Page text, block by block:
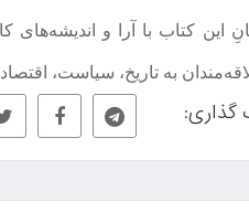
این کتاب با آرا و اندیشه‌های
به تاریخ، سیاست،
گذاری: